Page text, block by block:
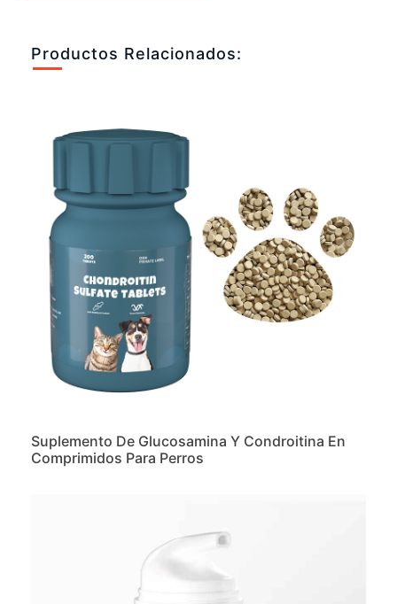
Productos Relacionados:
Suplemento De Glucosamina Y Condroitina En
Comprimidos Para Perros